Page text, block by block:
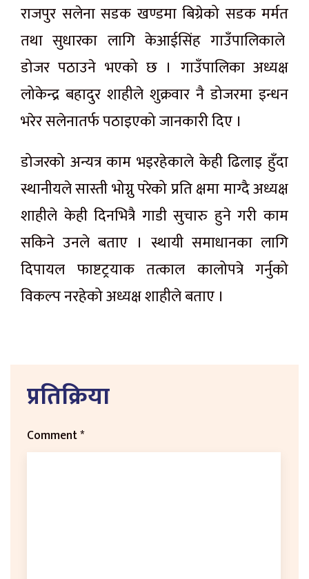
राजपुर सलेना सडक खण्डमा बिग्रेको सडक मर्मत
तथा सुधारका लागि केआईसिंह गाउँपालिकाले
डोजर पठाउने भएको छ । गाउँपालिका अध्यक्ष
लोकेन्द्र बहादुर शाहीले शुक्रवार नै डोजरमा इन्धन
भरेर सलेनातर्फ पठाइएको जानकारी दिए ।
डोजरको अन्यत्र काम भइरहेकाले केही ढिलाइ हुँदा
स्थानीयले सास्ती भोग्नु परेको प्रति क्षमा माग्दै अध्यक्ष
शाहीले केही दिनभित्रै गाडी सुचारु हुने गरी काम
सकिने उनले बताए । स्थायी समाधानका लागि
दिपायल फाष्टट्रयाक तत्काल कालोपत्रे गर्नुको
विकल्प नरहेको अध्यक्ष शाहीले बताए ।
प्रतिक्रिया
Comment*